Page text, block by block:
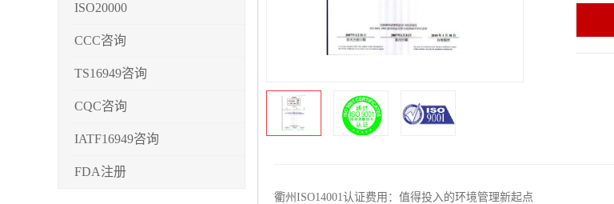
ISO20000
CCC咨询
TS16949咨询
CQC咨询
IATF16949咨询
FDA注册
衢州ISO14001认证费用：值得投入的环境管理新起点